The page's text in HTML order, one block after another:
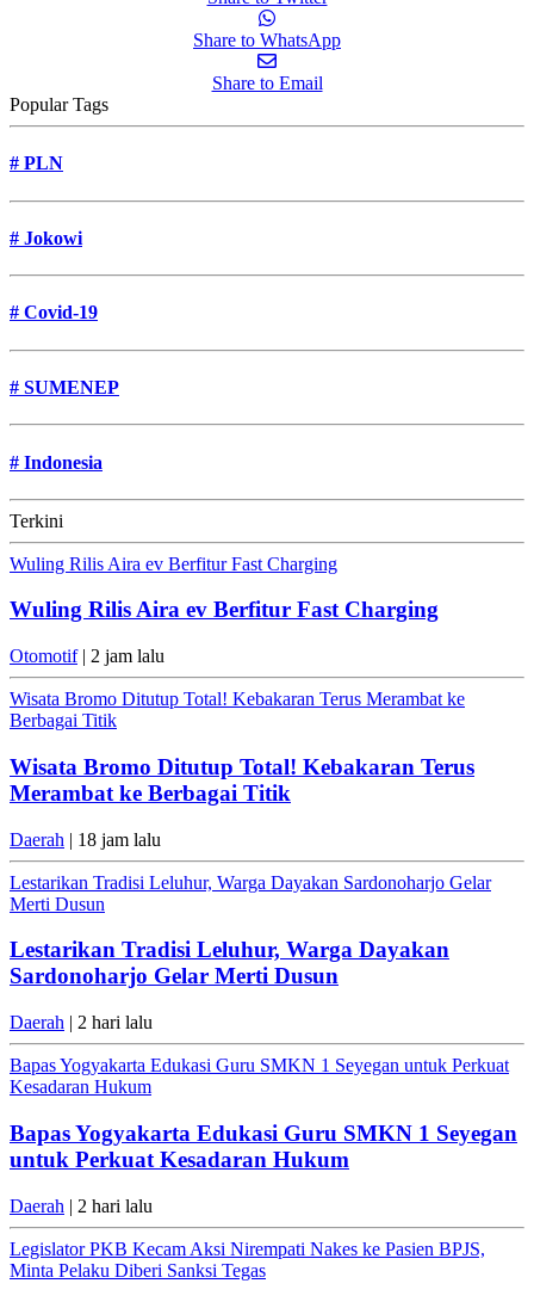
Share to WhatsApp
Share to Email
Popular Tags
# PLN
# Jokowi
# Covid-19
# SUMENEP
# Indonesia
Terkini
Wuling Rilis Aira ev Berfitur Fast Charging
Wuling Rilis Aira ev Berfitur Fast Charging
Otomotif| 2 jam lalu
Wisata Bromo Ditutup Total! Kebakaran Terus Merambat ke
Berbagai Titik
Wisata Bromo Ditutup Total! Kebakaran Terus
Merambat ke Berbagai Titik
Daerah | 18 jam lalu
Lestarikan Tradisi Leluhur, Warga Dayakan Sardonoharjo Gelar
Merti Dusun
Lestarikan Tradisi Leluhur, Warga Dayakan
Sardonoharjo Gelar Merti Dusun
Daerah | 2 hari lalu
Bapas Yogyakarta Edukasi Guru SMKN 1 Seyegan untuk Perkuat
Kesadaran Hukum
Bapas Yogyakarta Edukasi Guru SMKN 1 Seyegan
untuk Perkuat Kesadaran Hukum
Daerah | 2 hari lalu
Legislator PKB Kecam Aksi Nirempati Nakes ke Pasien BPJS,
Minta Pelaku Diberi Sanksi Tegas